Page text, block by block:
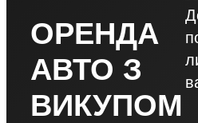
ОРЕНДА
АВТО З
ВИКУПОМ